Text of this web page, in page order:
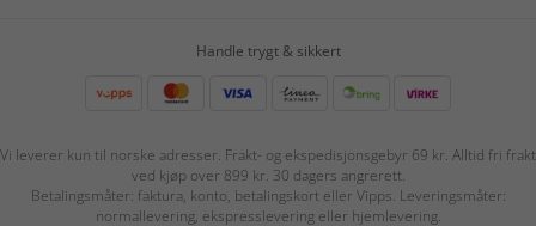
Handle trygt & sikkert
Vi leverer kun til norske adresser. Frakt- og ekspedisjonsgebyr 69 kr. Alltid fri frakt
ved kjøp over 899 kr. 30 dagers angrerett.
Betalingsmåter: faktura, konto, betalingskort eller Vipps. Leveringsmåter:
normallevering, ekspresslevering eller hjemlevering.